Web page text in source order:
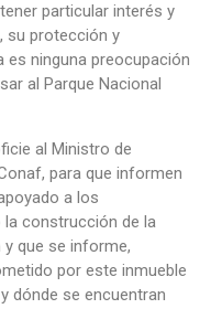
particular interés y
su protección y
es ninguna preocupación
al Parque Nacional
al Ministro de
para que informen
a los
construcción de la
que se informe,
por este inmueble
dónde se encuentran